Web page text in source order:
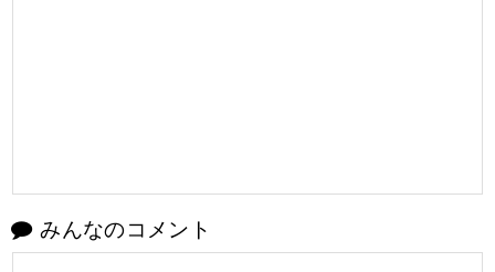
みんなのコメント